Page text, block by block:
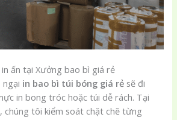
ấn tại Xưởng bao bì giá rẻ
ngại in bao bì túi bóng giá rẻ sẽ đi
in bong tróc hoặc túi dễ rách. Tại
chúng tôi kiểm soát chặt chẽ từng